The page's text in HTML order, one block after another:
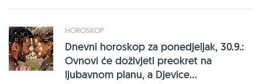
HOROSKOP
Dnevni horoskop za ponedjeljak, 30.9.:
Ovnovi će doživjeti preokret na
ljubavnom planu, a Djevice...